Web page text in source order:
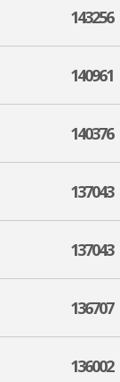
143256
140961
140376
137043
137043
136707
136002